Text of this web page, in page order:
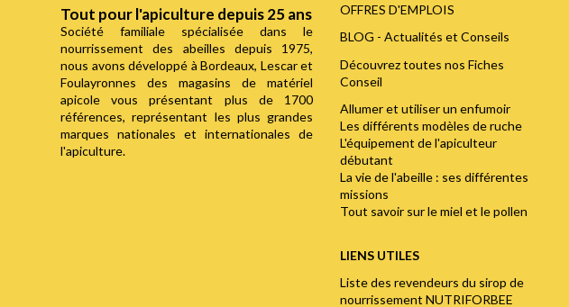
Tout pour l'apiculture depuis 25 ans
Société familiale spécialisée dans le
nourrissement des abeilles depuis 1975,
nous avons développé à Bordeaux, Lescar et
Foulayronnes des magasins de matériel
apicole vous présentant plus de 1700
références, représentant les plus grandes
marques nationales et internationales de
l'apiculture.
OFFRES D'EMPLOIS
BLOG - Actualités et Conseils
Découvrez toutes nos Fiches
Conseil
Allumer et utiliser un enfumoir
Les différents modèles de ruche
L'équipement de l'apiculteur
débutant
La vie de l'abeille : ses différentes
missions
Tout savoir sur le miel et le pollen
LIENS UTILES
Liste des revendeurs du sirop de
nourrissement NUTRIFORBEE